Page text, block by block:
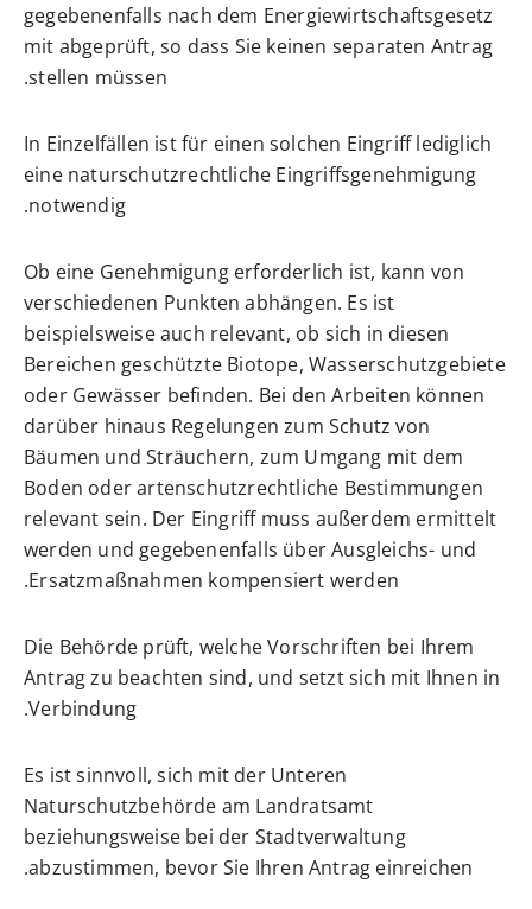
gegebenenfalls nach dem Energiewirtschaftsgesetz
mit abgeprüft, so dass Sie keinen separaten Antrag
stellen müssen.
In Einzelfällen ist für einen solchen Eingriff lediglich
eine naturschutzrechtliche Eingriffsgenehmigung
notwendig.
Ob eine Genehmigung erforderlich ist, kann von
verschiedenen Punkten abhängen. Es ist
beispielsweise auch relevant, ob sich in diesen
Bereichen geschützte Biotope, Wasserschutzgebiete
oder Gewässer befinden. Bei den Arbeiten können
darüber hinaus Regelungen zum Schutz von
Bäumen und Sträuchern, zum Umgang mit dem
Boden oder artenschutzrechtliche Bestimmungen
relevant sein. Der Eingriff muss außerdem ermittelt
werden und gegebenenfalls über Ausgleichs- und
Ersatzmaßnahmen kompensiert werden.
Die Behörde prüft, welche Vorschriften bei Ihrem
Antrag zu beachten sind, und setzt sich mit Ihnen in
Verbindung.
Es ist sinnvoll, sich mit der Unteren
Naturschutzbehörde am Landratsamt
beziehungsweise bei der Stadtverwaltung
abzustimmen, bevor Sie Ihren Antrag einreichen.